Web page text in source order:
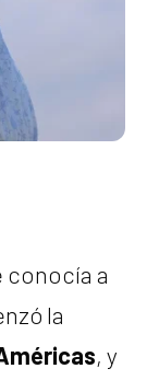
conocía a
la
, y